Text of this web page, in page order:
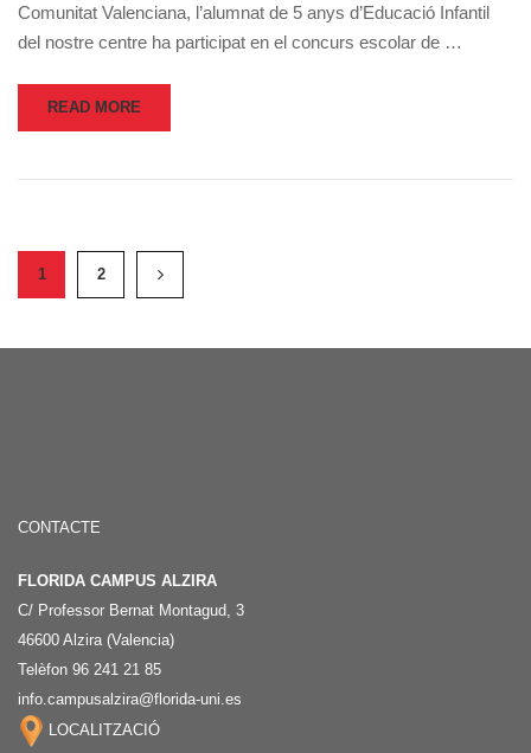
Comunitat Valenciana, l’alumnat de 5 anys d’Educació Infantil
del nostre centre ha participat en el concurs escolar de …
READ MORE
1 2
CONTACTE
FLORIDA CAMPUS ALZIRA
C/ Professor Bernat Montagud, 3
46600 Alzira (Valencia)
Telèfon 96 241 21 85
info.campusalzira@florida-uni.es
LOCALITZACIÓ